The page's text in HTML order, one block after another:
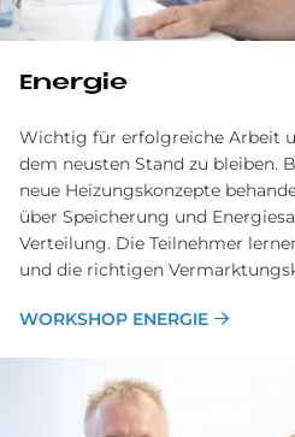
En­er­gie
Wichtig für erfolgreiche Arbeit
dem neusten Stand zu bleiben.
neue Heizungskonzepte
über Speicherung und
Verteilung. Die Teilnehmer
und die richtigen
WORKSHOP ENERGIE